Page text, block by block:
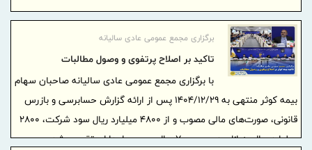
برگزاری مجمع عمومی عادی سالیانه
تاکید بر اصلاح پرتفوی و وصول مطالبات
با برگزاری مجمع عمومی عادی سالیانه صاحبان سهام
بیمه کوثر منتهی به ۱۴۰۴/۱۲/۲۹ پس از ارائه گزارش حسابرسی و بازرس
قانونی، صورت‌های مالی مصوب و از ۴۸۰۰ میلیارد ریال سود شرکت، ۲۸۰۰
میلیارد ریال به ازای هر سهم ۷۰ ریال بین سهامداران تقسیم شد.